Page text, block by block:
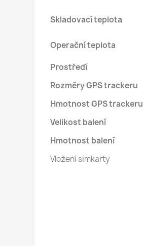
Skladovací teplota
Operační teplota
Prostředí
Rozměry GPS trackeru
HmotnostGPStrackeru
Velikost balení
Hmotnost balení
Vložení simkarty